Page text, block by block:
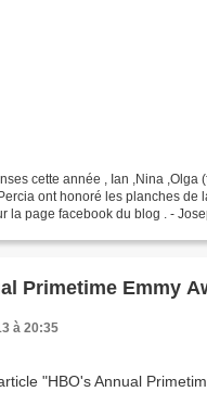
cette année , Ian ,Nina ,Olga
ont honoré les planches de
la page facebook du blog . -
Primetime Emmy
à 20:35